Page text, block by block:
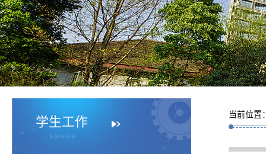
学生工作 当前位置